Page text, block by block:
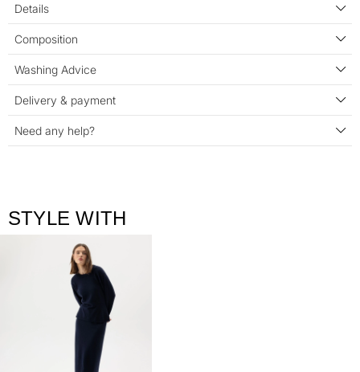
Details
Composition
Washing Advice
Delivery & payment
Need any help?
STYLE WITH